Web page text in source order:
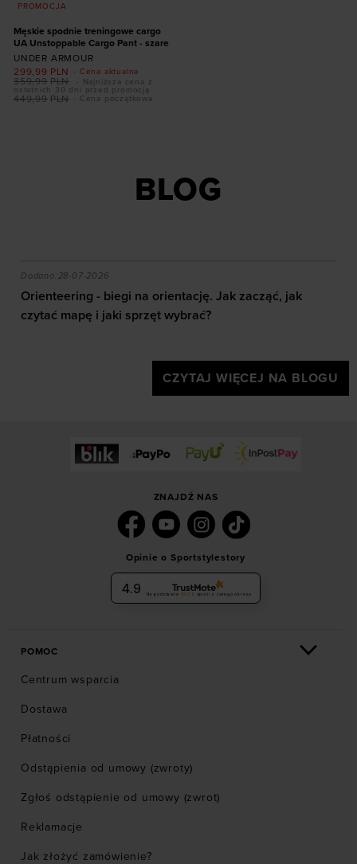
PROMOCJA
Męskie spodnie treningowe cargo
UA Unstoppable Cargo Pant - szare
UNDER ARMOUR
- Cena aktualna
299,99 PLN
- Cena początkowa
449,99 PLN
359,99 PLN
- Najniższa cena z
ostatnich 30 dni przed promocją
BLOG
efekty daje trening?
Orienteering - biegi na orientację. Jak zacząć, jak
Dodano:28-07-2026
Orienteering - biegi na orientację. Jak zacząć, jak
czytać mapę i jaki sprzęt wybrać?
CZYTAJ WIĘCEJ NA BLOGU
ZNAJDŹ NAS
Opinie o Sportstylestory
4.9 Na podstawie 6036 opinii z całego okresu
POMOC
Centrum wsparcia
Dostawa
Płatności
Odstąpienia od umowy (zwroty)
Zgłoś odstąpienie od umowy (zwrot)
Reklamacje
Jak złożyć zamówienie?